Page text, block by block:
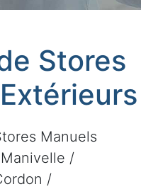
Stores
Manuels
/
/